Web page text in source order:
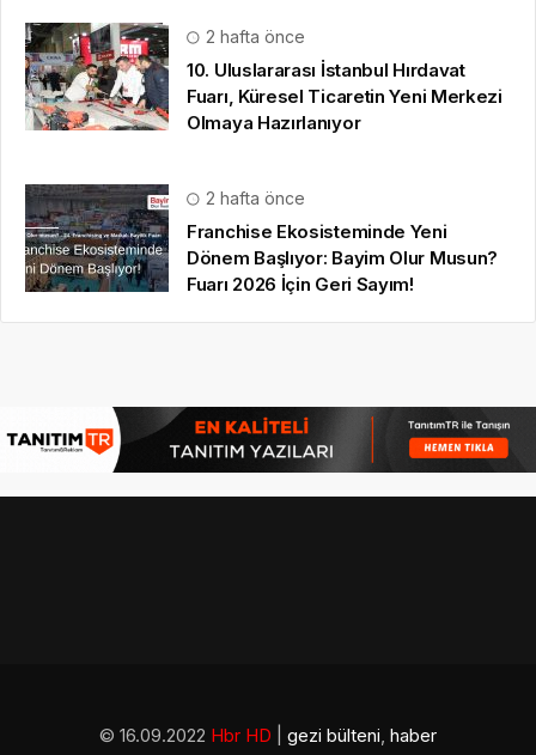
2 hafta önce
10. Uluslararası İstanbul Hırdavat
Fuarı, Küresel Ticaretin Yeni Merkezi
Olmaya Hazırlanıyor
2 hafta önce
Franchise Ekosisteminde Yeni
Dönem Başlıyor: Bayim Olur Musun?
Fuarı 2026 İçin Geri Sayım!
© 16.09.2022 Hbr HD gezi bülteni, haber